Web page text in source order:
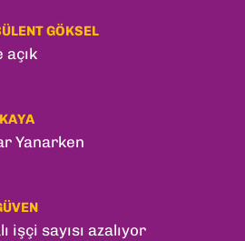
GÖKSEL
açık
Yanarken
işçi sayısı azalıyor